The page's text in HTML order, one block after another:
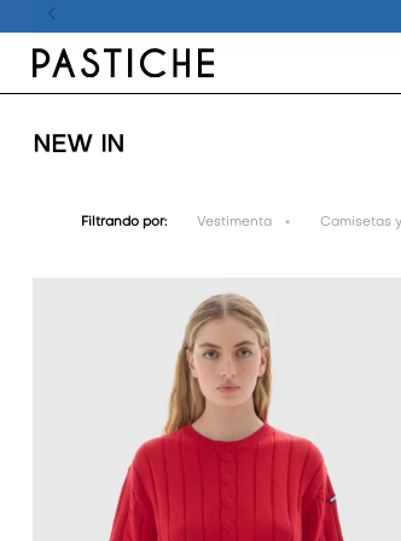
NEW IN
Filtrando por: Vestimenta Camisetas